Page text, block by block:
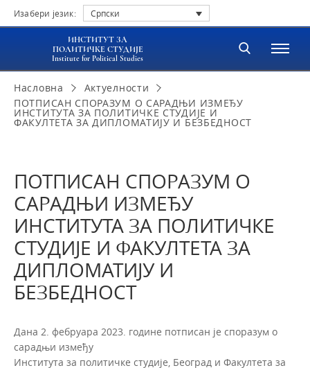
Изабери језик: Српски
ИНСТИТУТ ЗА
ПОЛИТИЧКЕ СТУДИЈЕ
Institute for Political Studies
Насловна
Актуелности
ПОТПИСАН СПОРАЗУМ О САРАДЊИ ИЗМЕЂУ
ИНСТИТУТА ЗА ПОЛИТИЧКЕ СТУДИЈЕ И
ФАКУЛТЕТА ЗА ДИПЛОМАТИЈУ И БЕЗБЕДНОСТ
ПОТПИСАН СПОРАЗУМ О
САРАДЊИ ИЗМЕЂУ
ИНСТИТУТА ЗА ПОЛИТИЧКЕ
СТУДИЈЕ И ФАКУЛТЕТА ЗА
ДИПЛОМАТИЈУ И
БЕЗБЕДНОСТ
Дана 2. фебруара 2023. године потписан је споразум о
сарадњи између
Института за политичке студије, Београд и Факултета за